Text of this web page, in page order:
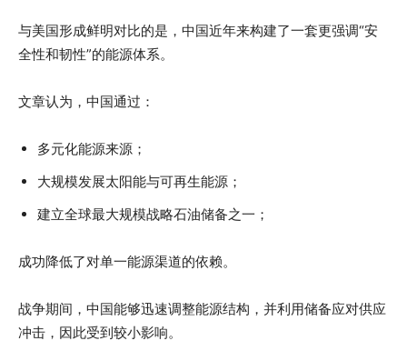
与美国形成鲜明对比的是，中国近年来构建了一套更强调“安
全性和韧性”的能源体系。
文章认为，中国通过：
多元化能源来源；
大规模发展太阳能与可再生能源；
建立全球最大规模战略石油储备之一；
成功降低了对单一能源渠道的依赖。
战争期间，中国能够迅速调整能源结构，并利用储备应对供应
冲击，因此受到较小影响。